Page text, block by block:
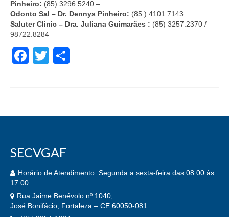
Assistência Médica
Assistência Odontológica
Cadastre sua Vaga
SERVIÇOS
Atendimento de empresas
Atualizar Dados – Associado
Contribuições on-line
Pinheiro: (85) 3296.5240 –
Odonto Sal – Dr. Dennys Pinheiro: (85 ) 4101.7143
Saluter Clinic – Dra. Juliana Guimarães : (85) 3257.2370 /
98722.8284
Facebook
Twitter
SECVGAF
Horário de Atendimento: Segunda a sexta-feira das 08:00 às
17:00
Rua Jaime Benévolo nº 1040,
José Bonifácio, Fortaleza – CE 60050-081